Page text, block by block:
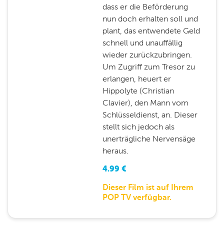
dass er die Beförderung
nun doch erhalten soll und
plant, das entwendete Geld
schnell und unauffällig
wieder zurückzubringen.
Um Zugriff zum Tresor zu
erlangen, heuert er
Hippolyte (Christian
Clavier), den Mann vom
Schlüsseldienst, an. Dieser
stellt sich jedoch als
unerträgliche Nervensäge
heraus.
4.99 €
Dieser Film ist auf Ihrem
POP TV verfügbar.